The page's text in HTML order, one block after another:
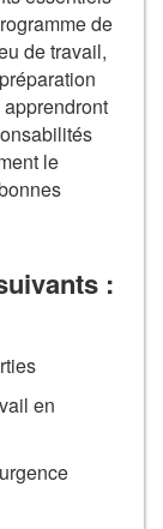
de
de travail,
le
:
en